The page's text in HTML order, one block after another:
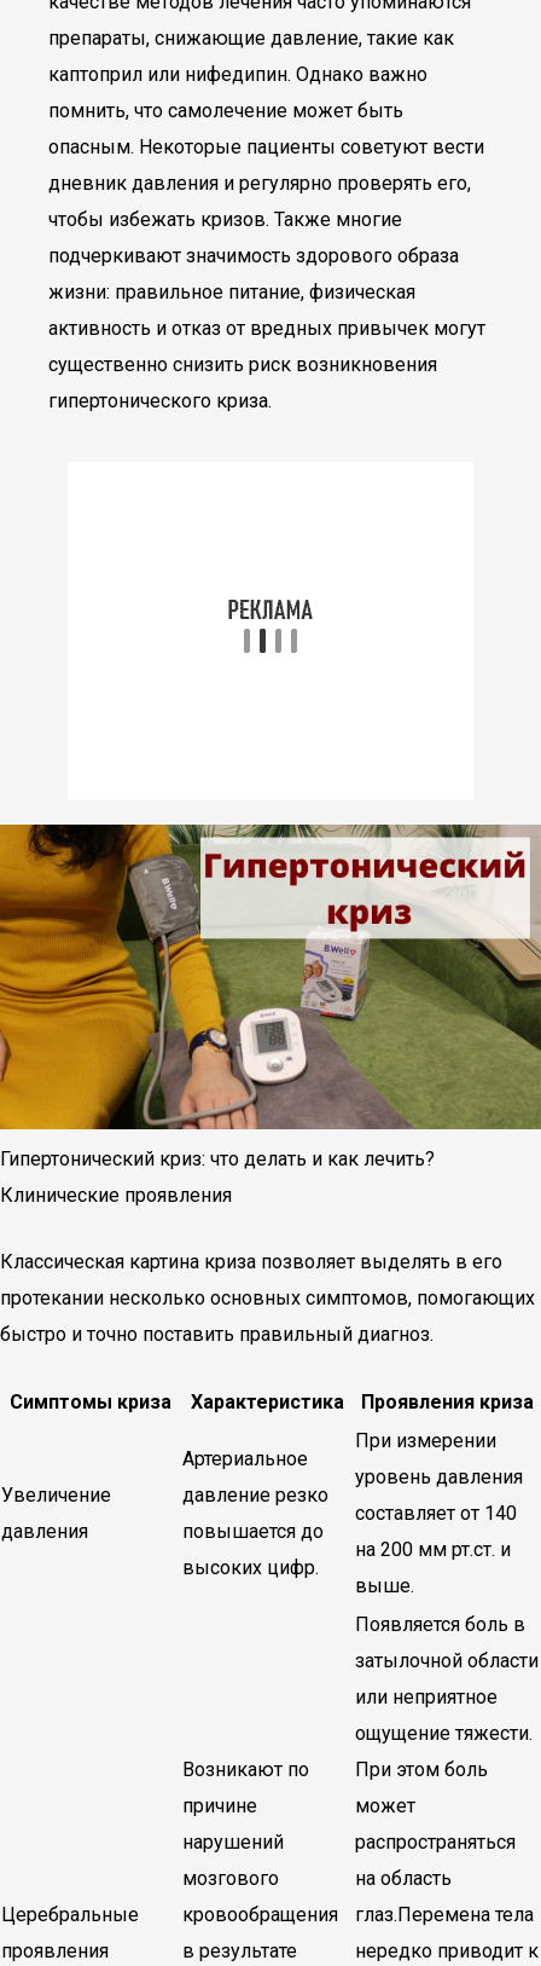
препараты, снижающие давление, такие как
каптоприл или нифедипин. Однако важно
помнить, что самолечение может быть
опасным. Некоторые пациенты советуют вести
дневник давления и регулярно проверять его,
чтобы избежать кризов. Также многие
подчеркивают значимость здорового образа
жизни: правильное питание, физическая
активность и отказ от вредных привычек могут
существенно снизить риск возникновения
гипертонического криза.
Гипертонический криз: что делать и как лечить?
Клинические проявления
Классическая картина криза позволяет выделять в его
протекании несколько основных симптомов, помогающих
быстро и точно поставить правильный диагноз.
Симптомы криза Характеристика Проявления криза
Увеличение
давления
Артериальное
давление резко
повышается до
высоких цифр.
При измерении
уровень давления
составляет от 140
на 200 мм рт.ст. и
выше.
Церебральные
проявления
Возникают по
причине
нарушений
мозгового
кровообращения
в результате
Появляется боль в
затылочной области
или неприятное
ощущение тяжести.
При этом боль
может
распространяться
на область
глаз.Перемена тела
нередко приводит к